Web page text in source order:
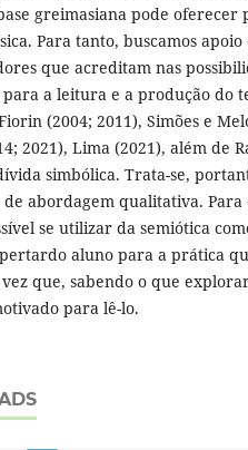
greimasiana pode
Para tanto, buscamos
que acreditam nas
a leitura e a produção do
(2004; 2011), Simões e
2021), Lima (2021), além de
simbólica. Trata-se,
abordagem qualitativa.
se utilizar da semiótica
aluno para a prática
que, sabendo o que
para lê-lo.